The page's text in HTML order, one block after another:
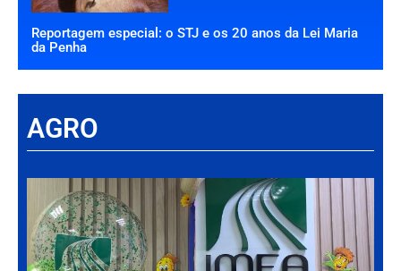
Reportagem especial: o STJ e os 20 anos da Lei Maria
da Penha
AGRO